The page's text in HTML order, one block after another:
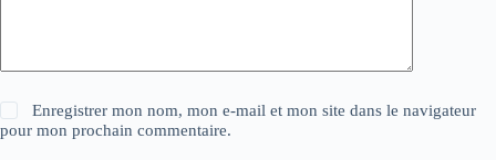
Enregistrer mon nom, mon e-mail et mon site dans le navigateur
pour mon prochain commentaire.